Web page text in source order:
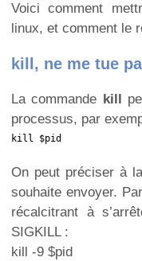
Voici comment
linux, et comment le
kill, ne me tue
La commande kill
processus, par
kill $pid
On peut préciser à
souhaite envoyer.
récalcitrant à
SIGKILL :
kill -9 $pid